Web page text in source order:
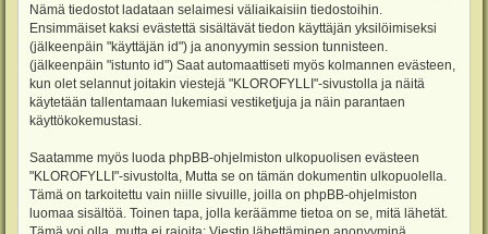
Nämä tiedostot ladataan selaimesi väliaikaisiin tiedostoihin.
Ensimmäiset kaksi evästettä sisältävät tiedon käyttäjän yksilöimiseksi
(jälkeenpäin "käyttäjän id") ja anonyymin session tunnisteen.
(jälkeenpäin "istunto id") Saat automaattiseti myös kolmannen evästeen,
kun olet selannut joitakin viestejä "KLOROFYLLI"-sivustolla ja näitä
käytetään tallentamaan lukemiasi vestiketjuja ja näin parantaen
käyttökokemustasi.
Saatamme myös luoda phpBB-ohjelmiston ulkopuolisen evästeen
"KLOROFYLLI"-sivustolta, Mutta se on tämän dokumentin ulkopuolella.
Tämä on tarkoitettu vain niille sivuille, joilla on phpBB-ohjelmiston
luomaa sisältöä. Toinen tapa, jolla keräämme tietoa on se, mitä lähetät.